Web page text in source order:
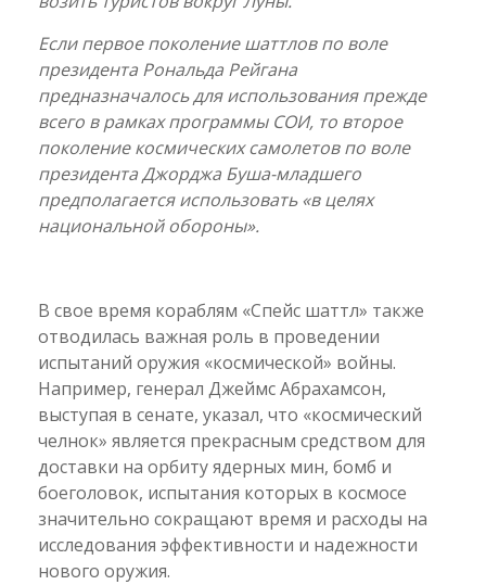
Если первое поколение шаттлов по воле
президента Рональда Рейгана
предназначалось для использования прежде
всего в рамках программы СОИ, то второе
поколение космических самолетов по воле
президента Джорджа Буша-младшего
предполагается использовать «в целях
национальной обороны».
В свое время кораблям «Спейс шаттл» также
отводилась важная роль в проведении
испытаний оружия «космической» войны.
Например, генерал Джеймс Абрахамсон,
выступая в сенате, указал, что «космический
челнок» является прекрасным средством для
доставки на орбиту ядерных мин, бомб и
боеголовок, испытания которых в космосе
значительно сокращают время и расходы на
исследования эффективности и надежности
нового оружия.